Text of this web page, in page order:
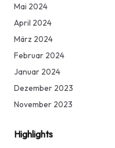
Mai 2024
April 2024
März 2024
Februar 2024
Januar 2024
Dezember 2023
November 2023
Highlights